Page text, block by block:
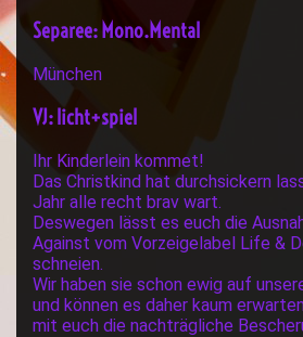
Separee: Mono.Mental
München
VJ: licht+spiel
Ihr Kinderlein kommet!
Das Christkind hat durchsickern
Jahr alle recht brav wart.
Deswegen lässt es euch die
Against vom Vorzeigelabel Life &
schneien.
Wir haben sie schon ewig auf
und können es daher kaum
mit euch die nachträgliche